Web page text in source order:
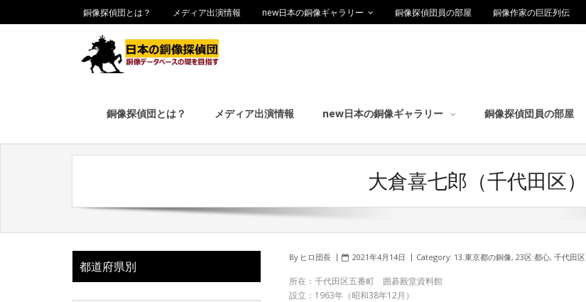
銅像探偵団とは？ メディア出演情報 new日本の銅像ギャラリー 銅像探偵団員の部屋 銅像作家の巨匠列伝
銅像探偵団とは？ メディア出演情報 new日本の銅像ギャラリー 銅像探偵団員の部屋
大倉喜七郎（千代田区）
By ヒロ団長 2021年4月14日 Category: 13.東京都の銅像, 23区:都心, 千代田区
所在：千代田区五番町 囲碁殿堂資料館
設立：1963年（昭和38年12月）
都道府県別